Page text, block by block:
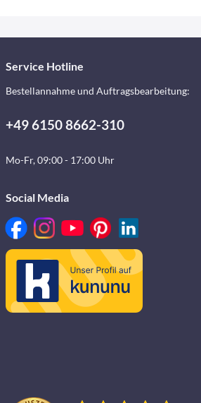
Service Hotline
Bestellannahme und Auftragsbearbeitung:
+49 6150 8662-310
Mo-Fr, 09:00 - 17:00 Uhr
Social Media